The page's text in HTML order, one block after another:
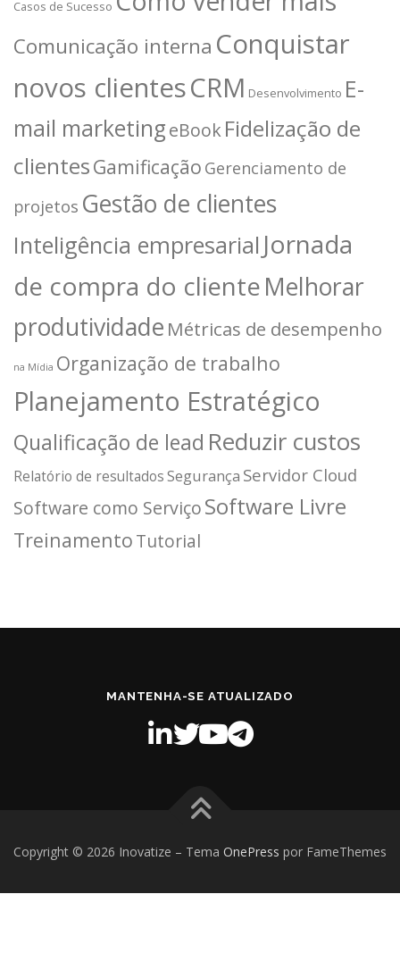
Casos de Sucesso
Comunicação interna Conquistar
novos clientesCRM Desenvolvimento E-
mail marketingeBookFidelização de
clientesGamificação Gerenciamento de
projetos Gestão de clientes
Inteligência empresarial Jornada
de compra do clienteMelhorar
produtividade Métricas de desempenho
na Mídia Organização de trabalho
Planejamento Estratégico
Qualificação de lead Reduzir custos
Relatório de resultadosSegurança Servidor Cloud
Software como ServiçoSoftware Livre
TreinamentoTutorial
MANTENHA-SE ATUALIZADO
Copyright © 2026 Inovatize – Tema OnePress por FameThemes